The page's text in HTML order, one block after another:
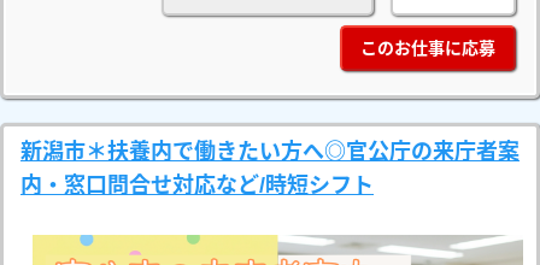
このお仕事に応募
新潟市＊扶養内で働きたい方へ◎官公庁の来庁者案
内・窓口問合せ対応など/時短シフト